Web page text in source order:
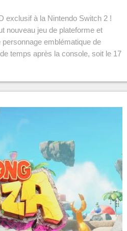
exclusif à la Nintendo Switch 2 !
nouveau jeu de plateforme et
emblématique de
temps après la console, soit le 17